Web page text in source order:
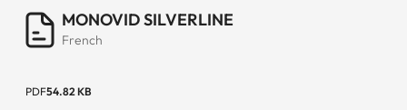
MONOVID SILVERLINE
French
PDF54.82 KB